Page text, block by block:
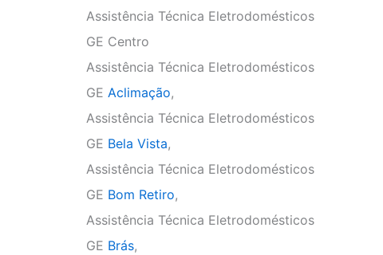
Assistência Técnica Eletrodomésticos
GE Centro
Assistência Técnica Eletrodomésticos
GE Aclimação,
Assistência Técnica Eletrodomésticos
GE Bela Vista,
Assistência Técnica Eletrodomésticos
GE Bom Retiro,
Assistência Técnica Eletrodomésticos
GE Brás,